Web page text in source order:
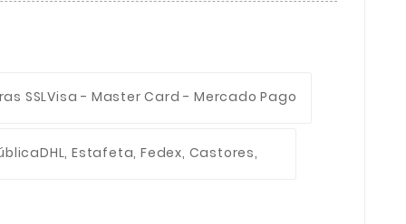
SSLVisa - Master Card - Mercado Pago
DHL, Estafeta, Fedex, Castores,